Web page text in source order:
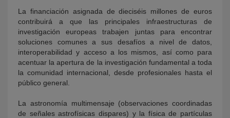
La financiación asignada de dieciséis millones de euros
contribuirá a que las principales infraestructuras de
investigación europeas trabajen juntas para encontrar
soluciones comunes a sus desafíos a nivel de datos,
interoperabilidad y acceso a los mismos, así como para
acentuar la apertura de la investigación fundamental a toda
la comunidad internacional, desde profesionales hasta el
público general.
La astronomía multimensaje (observaciones coordinadas
de señales astrofísicas dispares) y la física de partículas